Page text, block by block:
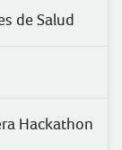
de Salud
Hackathon